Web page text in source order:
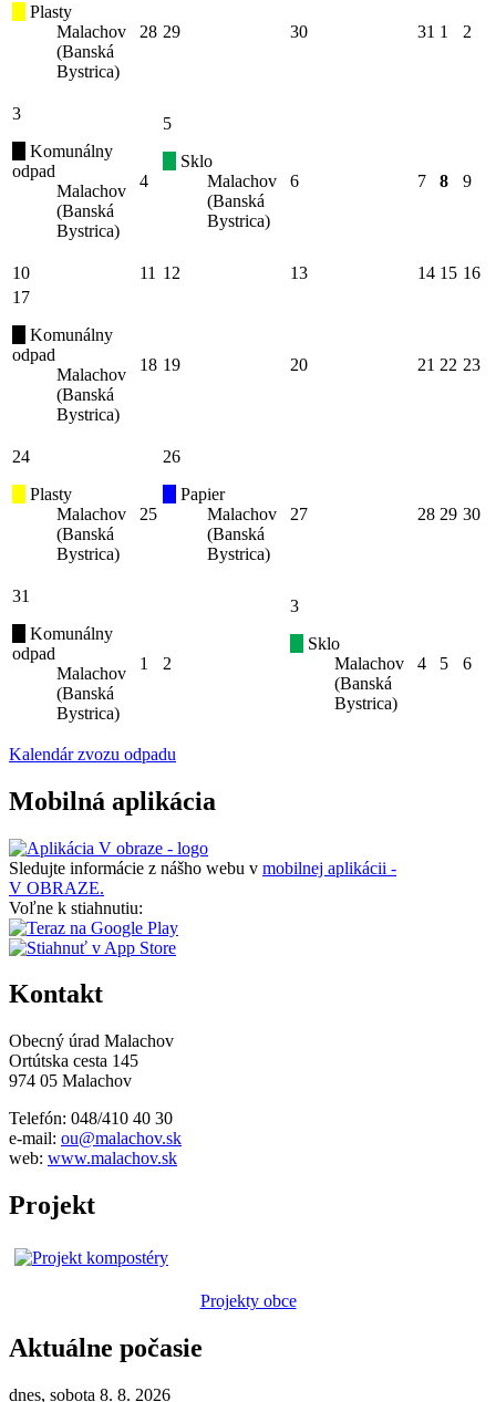
Plasty
Malachov
(Banská
Bystrica)
28 29 30 31 1 2
3
Komunálny
odpad
Malachov
(Banská
Bystrica)
4
5
Sklo
Malachov
(Banská
Bystrica)
6 7 8 9
10 11 12 13 14 15 16
17
Komunálny
odpad
Malachov
(Banská
Bystrica)
18 19 20 21 22 23
24
Plasty
Malachov
(Banská
Bystrica)
25
26
Papier
Malachov
(Banská
Bystrica)
27 28 29 30
31
Komunálny
odpad
Malachov
(Banská
Bystrica)
1 2
3
Sklo
Malachov
(Banská
Bystrica)
4 5 6
Kalendár zvozu odpadu
Mobilná aplikácia
Sledujte informácie z nášho webu v mobilnej aplikácii -
V OBRAZE.
Voľne k stiahnutiu:
Kontakt
Obecný úrad Malachov
Ortútska cesta 145
974 05 Malachov
Telefón: 048/410 40 30
e-mail: ou@malachov.sk
web: www.malachov.sk
Projekt
Projekty obce
Aktuálne počasie
dnes, sobota 8. 8. 2026